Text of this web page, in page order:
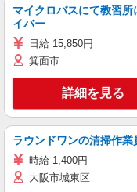
マイクロバスにて教習
イバー
日給 15,850円
箕面市
詳細を見る
ラウンドワンの清掃作業
時給 1,400円
大阪市城東区